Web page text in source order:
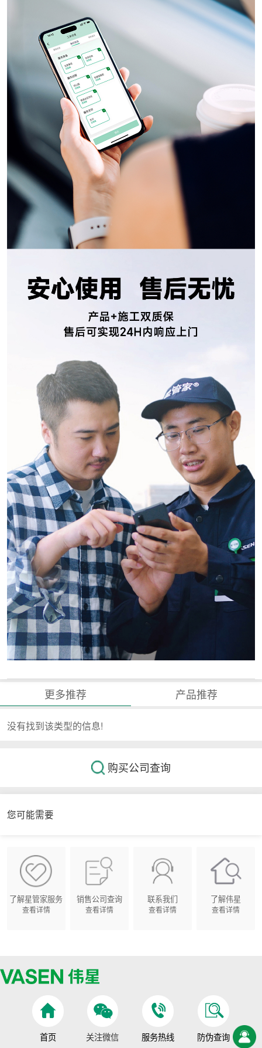
更多推荐 产品推荐
没有找到该类型的信息!
购买公司查询
您可能需要
了解星管家服务
查看详情
销售公司查询
查看详情
联系我们
查看详情
了解伟星
查看详情
首页 关注微信 服务热线 防伪查询